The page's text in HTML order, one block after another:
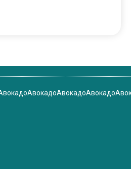
АвокадоАвокадоАвокадо